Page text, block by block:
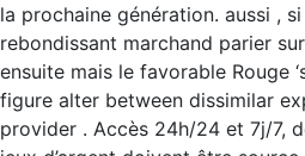
la prochaine génération. aussi ,
rebondissant marchand parier
ensuite mais le favorable Rouge
figure alter between dissimilar
provider . Accès 24h/24 et 7j/7,